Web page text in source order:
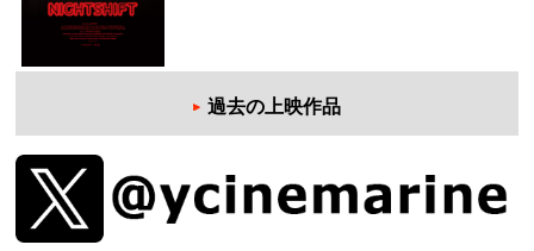
過去の上映作品